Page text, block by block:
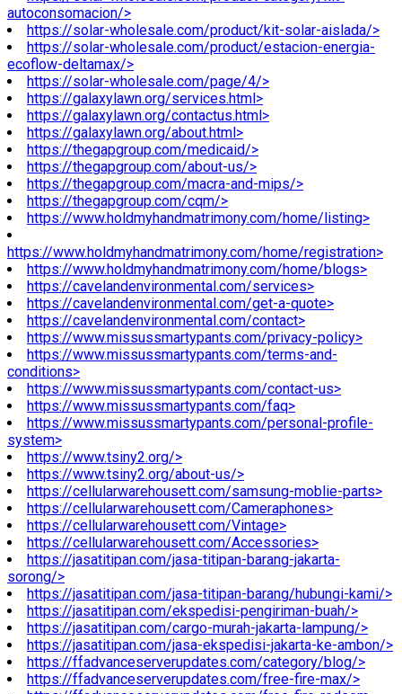
autoconsomacion/>
https://solar-wholesale.com/product/kit-solar-aislada/>
https://solar-wholesale.com/product/estacion-energia-
ecoflow-deltamax/>
https://solar-wholesale.com/page/4/>
https://galaxylawn.org/services.html>
https://galaxylawn.org/contactus.html>
https://galaxylawn.org/about.html>
https://thegapgroup.com/medicaid/>
https://thegapgroup.com/about-us/>
https://thegapgroup.com/macra-and-mips/>
https://thegapgroup.com/cqm/>
https://www.holdmyhandmatrimony.com/home/listing>
https://www.holdmyhandmatrimony.com/home/registration>
https://www.holdmyhandmatrimony.com/home/blogs>
https://cavelandenvironmental.com/services>
https://cavelandenvironmental.com/get-a-quote>
https://cavelandenvironmental.com/contact>
https://www.missussmartypants.com/privacy-policy>
https://www.missussmartypants.com/terms-and-
conditions>
https://www.missussmartypants.com/contact-us>
https://www.missussmartypants.com/faq>
https://www.missussmartypants.com/personal-profile-
system>
https://www.tsiny2.org/>
https://www.tsiny2.org/about-us/>
https://cellularwarehousett.com/samsung-moblie-parts>
https://cellularwarehousett.com/Cameraphones>
https://cellularwarehousett.com/Vintage>
https://cellularwarehousett.com/Accessories>
https://jasatitipan.com/jasa-titipan-barang-jakarta-
sorong/>
https://jasatitipan.com/jasa-titipan-barang/hubungi-kami/>
https://jasatitipan.com/ekspedisi-pengiriman-buah/>
https://jasatitipan.com/cargo-murah-jakarta-lampung/>
https://jasatitipan.com/jasa-ekspedisi-jakarta-ke-ambon/>
https://ffadvanceserverupdates.com/category/blog/>
https://ffadvanceserverupdates.com/free-fire-max/>